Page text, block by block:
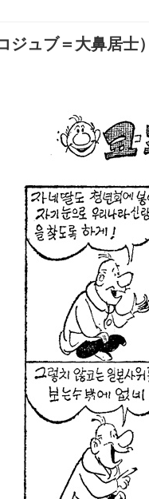
ジュブ＝大鼻居士